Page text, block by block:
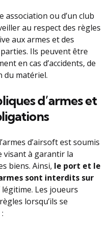
association ou d’un club
au respect des règles
aux armes et des
Ils peuvent être
en cas d’accidents, de
du matériel.
d’armes et
d’airsoft est soumis
visant à garantir la
biens. Ainsi, le port et le
sont interdits sur
Les joueurs
lorsqu’ils se